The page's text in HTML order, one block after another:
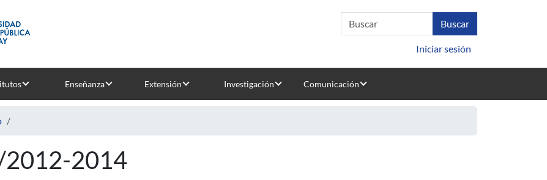
Iniciar sesión
Enseñanza Extensión Investigación Comunicación
2014